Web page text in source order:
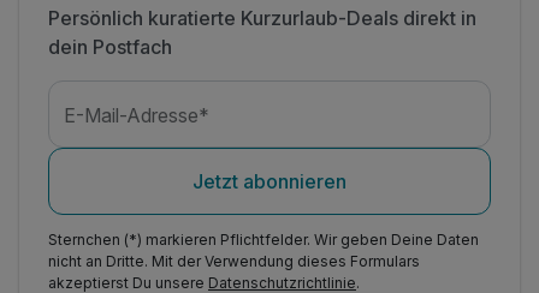
Persönlich kuratierte Kurzurlaub-Deals direkt in
dein Postfach
E-Mail-Adresse*
Jetzt abonnieren
Sternchen (*) markieren Pflichtfelder. Wir geben Deine Daten
nicht an Dritte. Mit der Verwendung dieses Formulars
akzeptierst Du unsere Datenschutzrichtlinie.